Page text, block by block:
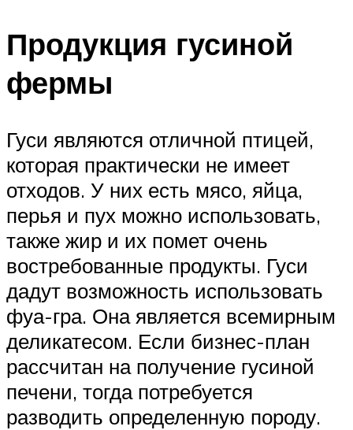
Продукция гусиной
фермы
Гуси являются отличной птицей,
которая практически не имеет
отходов. У них есть мясо, яйца,
перья и пух можно использовать,
также жир и их помет очень
востребованные продукты. Гуси
дадут возможность использовать
фуа-гра. Она является всемирным
деликатесом. Если бизнес-план
рассчитан на получение гусиной
печени, тогда потребуется
разводить определенную породу.